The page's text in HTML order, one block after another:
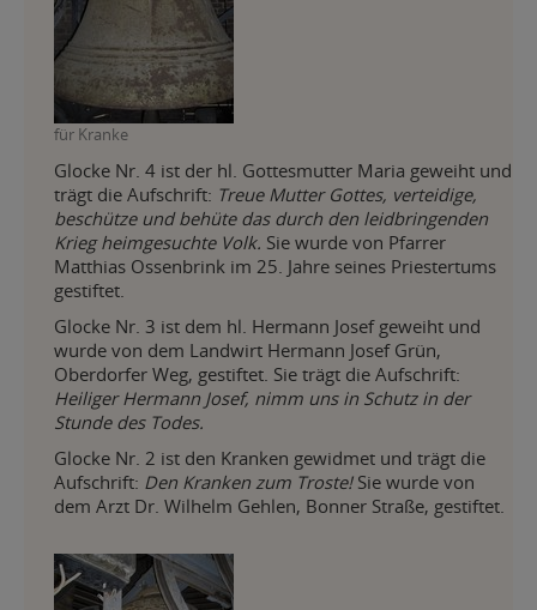
für Kranke
Glocke Nr. 4 ist der hl. Gottesmutter Maria geweiht und
trägt die Aufschrift: Treue Mutter Gottes, verteidige,
beschütze und behüte das durch den leidbringenden
Krieg heimgesuchte Volk. Sie wurde von Pfarrer
Matthias Ossenbrink im 25. Jahre seines Priestertums
gestiftet.
Glocke Nr. 3 ist dem hl. Hermann Josef geweiht und
wurde von dem Landwirt Hermann Josef Grün,
Oberdorfer Weg, gestiftet. Sie trägt die Aufschrift:
Heiliger Hermann Josef, nimm uns in Schutz in der
Stunde des Todes.
Glocke Nr. 2 ist den Kranken gewidmet und trägt die
Aufschrift: Den Kranken zum Troste!Sie wurde von
dem Arzt Dr. Wilhelm Gehlen, Bonner Straße, gestiftet.